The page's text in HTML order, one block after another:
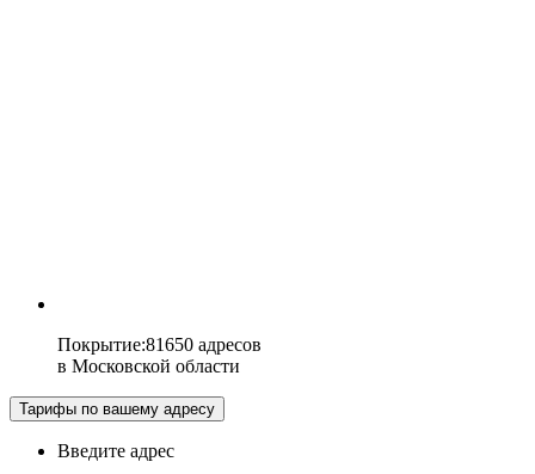
Покрытие:81650 адресов
в Московской области
Тарифы по вашему адресу
Введите адрес